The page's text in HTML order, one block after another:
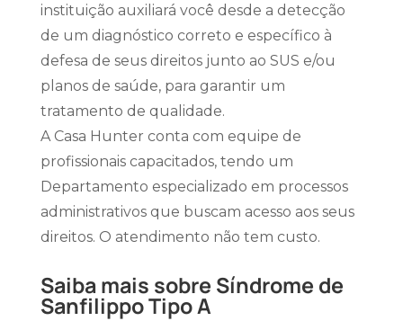
instituição auxiliará você desde a detecção
de um diagnóstico correto e específico à
defesa de seus direitos junto ao SUS e/ou
planos de saúde, para garantir um
tratamento de qualidade.
A Casa Hunter conta com equipe de
profissionais capacitados, tendo um
Departamento especializado em processos
administrativos que buscam acesso aos seus
direitos. O atendimento não tem custo.
Saiba mais sobre Síndrome de
Sanfilippo Tipo A